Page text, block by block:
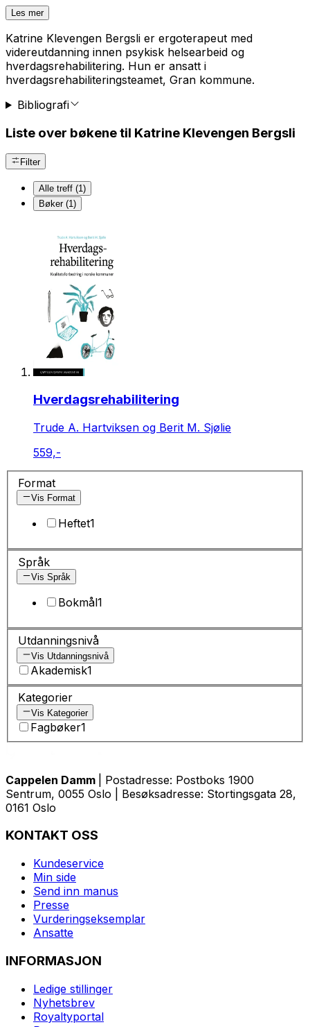
Les mer
Katrine Klevengen Bergsli er ergoterapeut med
videreutdanning innen psykisk helsearbeid og
hverdagsrehabilitering. Hun er ansatt i
hverdagsrehabiliteringsteamet, Gran kommune.
Bibliografi
Liste over bøkene til Katrine Klevengen Bergsli
Filter
Alle treff (1)
Bøker (1)
Hverdagsrehabilitering
Trude A. Hartviksen og Berit M. Sjølie
559,-
Format
Vis Format
Heftet1
Språk
Vis Språk
Bokmål1
Utdanningsnivå
Vis Utdanningsnivå
Akademisk1
Kategorier
Vis Kategorier
Fagbøker1
Cappelen Damm
| Postadresse: Postboks 1900
Sentrum, 0055 Oslo | Besøksadresse: Stortingsgata 28,
0161 Oslo
KONTAKT OSS
Kundeservice
Min side
Send inn manus
Presse
Vurderingseksemplar
Ansatte
INFORMASJON
Ledige stillinger
Nyhetsbrev
Royaltyportal